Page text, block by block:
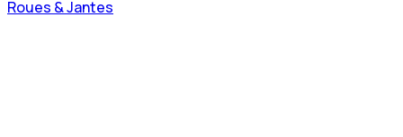
Roues & Jantes